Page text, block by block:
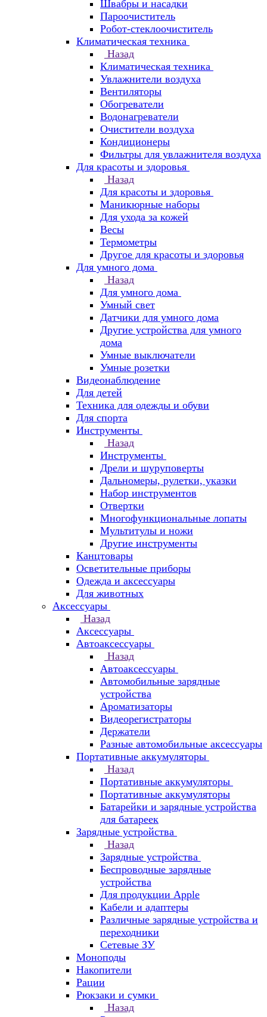
Швабры и насадки
Пароочиститель
Робот-стеклоочиститель
Климатическая техника
Назад
Климатическая техника
Увлажнители воздуха
Вентиляторы
Обогреватели
Водонагреватели
Очистители воздуха
Кондиционеры
Фильтры для увлажнителя воздуха
Для красоты и здоровья
Назад
Для красоты и здоровья
Маникюрные наборы
Для ухода за кожей
Весы
Термометры
Другое для красоты и здоровья
Для умного дома
Назад
Для умного дома
Умный свет
Датчики для умного дома
Другие устройства для умного
дома
Умные выключатели
Умные розетки
Видеонаблюдение
Для детей
Техника для одежды и обуви
Для спорта
Инструменты
Назад
Инструменты
Дрели и шуруповерты
Дальномеры, рулетки, указки
Набор инструментов
Отвертки
Многофункциональные лопаты
Мультитулы и ножи
Другие инструменты
Канцтовары
Осветительные приборы
Одежда и аксессуары
Для животных
Аксессуары
Назад
Аксессуары
Автоаксессуары
Назад
Автоаксессуары
Автомобильные зарядные
устройства
Ароматизаторы
Видеорегистраторы
Держатели
Разные автомобильные аксессуары
Портативные аккумуляторы
Назад
Портативные аккумуляторы
Портативные аккумуляторы
Батарейки и зарядные устройства
для батареек
Зарядные устройства
Назад
Зарядные устройства
Беспроводные зарядные
устройства
Для продукции Apple
Кабели и адаптеры
Различные зарядные устройства и
переходники
Сетевые ЗУ
Моноподы
Накопители
Рации
Рюкзаки и сумки
Назад